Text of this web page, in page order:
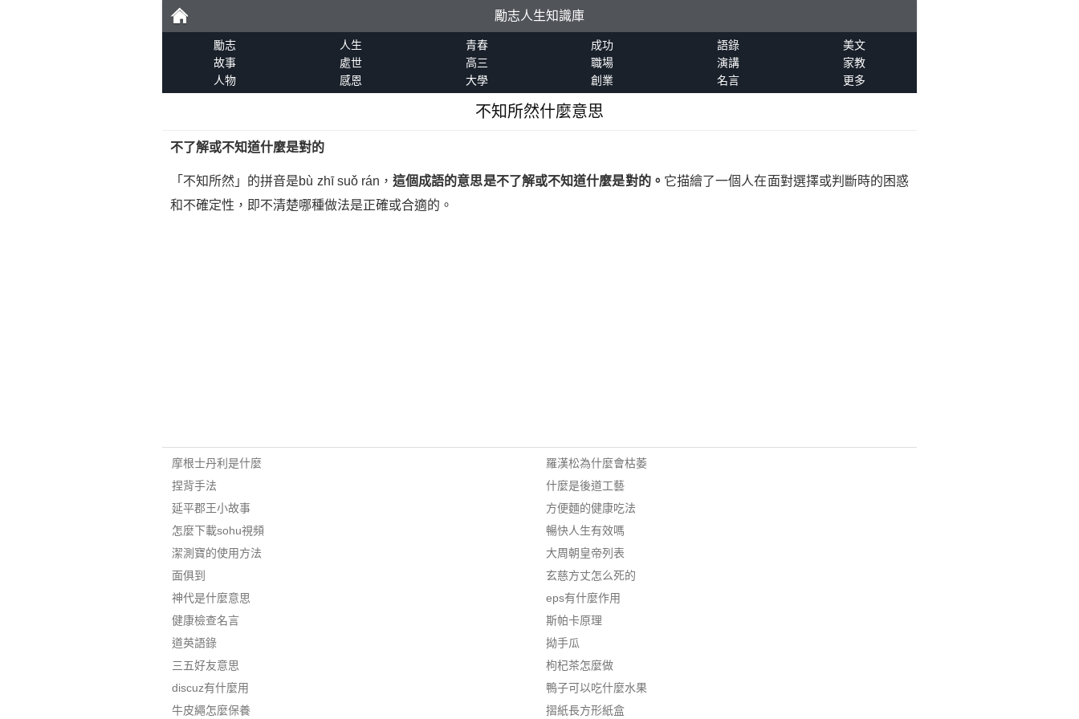
勵
勵志人生知識庫
勵志 人生 青春 成功 語錄
美文
故事
處世 高三 職場 演講
家教
人物
感恩 大學 創業 名言 更多
不知所然什麼意思
不了解或不知道什麼是對的
「不知所然」的拼音是bù zhī suǒ rán， 這個成語的意思是不了解或不知道什麼是對的。 它描繪了一個人在面對選擇或判斷時的困惑
和不確定性，即不清楚哪種做法是正確或合適的。
摩根士丹利是什麼
捏背手法
延平郡王小故事
怎麼下載sohu視頻
潔測寶的使用方法
面俱到
神代是什麼意思
健康檢查名言
道英語錄
三五好友意思
discuz有什麼用
牛皮繩怎麼保養
羅漢松為什麼會枯萎
什麼是後道工藝
方便麵的健康吃法
暢快人生有效嗎
大周朝皇帝列表
玄慈方丈怎么死的
eps有什麼作用
斯帕卡原理
拗手瓜
枸杞茶怎麼做
鴨子可以吃什麼水果
摺紙長方形紙盒